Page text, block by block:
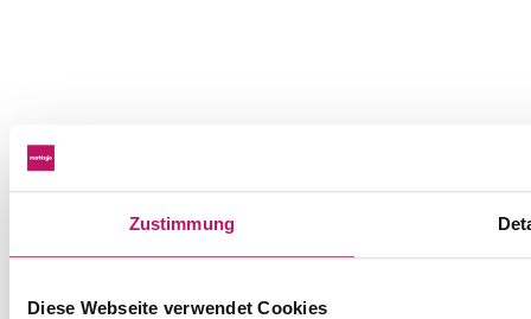
Zustimmung
Diese Webseite verwendet Cookies